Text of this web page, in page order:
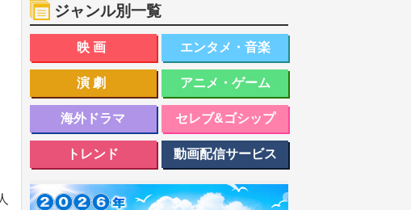
ジャンル別一覧
映画 エンタメ・音楽
演劇 アニメ・ゲーム
海外ドラマ セレブ&ゴシップ
トレンド 動画配信サービス